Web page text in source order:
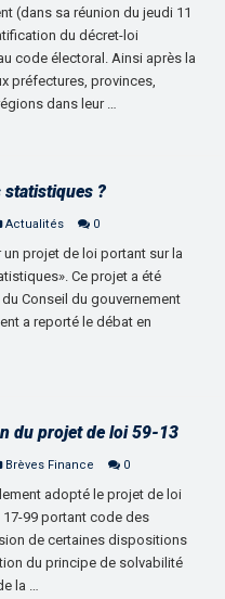
(dans sa réunion du jeudi 11
du décret-loi
code électoral. Ainsi après la
préfectures, provinces,
dans leur …
statistiques ?
Actualités 0
un projet de loi portant sur la
Ce projet a été
Conseil du gouvernement
a reporté le débat en
du projet de loi 59-13
Brèves Finance 0
adopté le projet de loi
99 portant code des
de certaines dispositions
du principe de solvabilité
la …